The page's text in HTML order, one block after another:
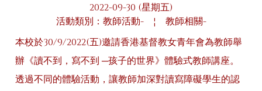
2022-09-30 (星期五)
活動類別：教師活動-
¦
教師相關-
本校於30/9/2022(五)邀請香港基督教女青年會為教師舉
辦《讀不到，寫不到 ─孩子的世界》體驗式教師講座。
透過不同的體驗活動，讓教師加深對讀寫障礙學生的認